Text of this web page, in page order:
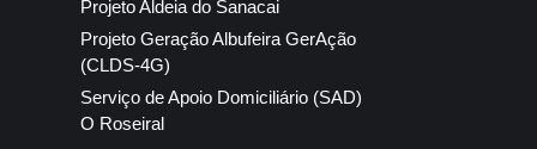
Projeto Aldeia do Sanacai
Projeto Geração Albufeira GerAção
(CLDS-4G)
Serviço de Apoio Domiciliário (SAD)
O Roseiral